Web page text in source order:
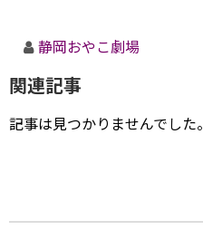
静岡おやこ劇場
関連記事
記事は見つかりませんでした。